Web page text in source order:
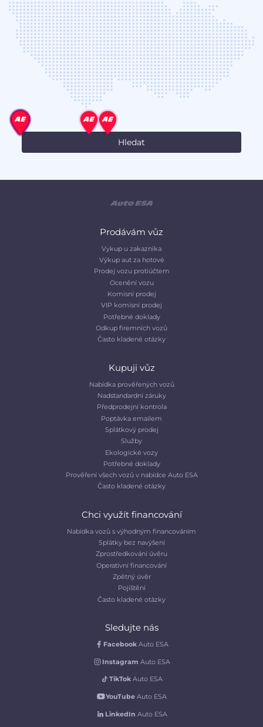
Prodávám vůz
Vykup u zakaznika
Výkup aut za hotové
Prodej vozu protiúčtem
Ocenění vozu
Komisní prodej
VIP komisní prodej
Potřebné doklady
Odkup firemních vozů
Často kladené otázky
Kupuji vůz
Nabídka prověřených vozů
Nadstandardní záruky
Předprodejní kontrola
Poptávka emailem
Splátkový prodej
Služby
Ekologické vozy
Potřebné doklady
Prověření všech vozů v nabídce Auto ESA
Často kladené otázky
Chci využít financování
Nabídka vozů s výhodným financováním
Splátky bez navýšení
Zprostředkování úvěru
Operativní financování
Zpětný úvěr
Pojištění
Často kladené otázky
Sledujte nás
Facebook Auto ESA
Instagram Auto ESA
TikTok Auto ESA
YouTubeAuto ESA
LinkedIn Auto ESA